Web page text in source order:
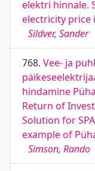
elektri hinnale.
electricity price
Sildver, Sander
768. Vee- ja
hindamine
Return of
Solution for
example of
Simson, Rando